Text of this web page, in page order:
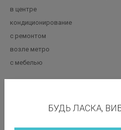
в центре
кондиционирование
с ремонтом
возле метро
с мебелью
БУДЬ ЛАСКА,